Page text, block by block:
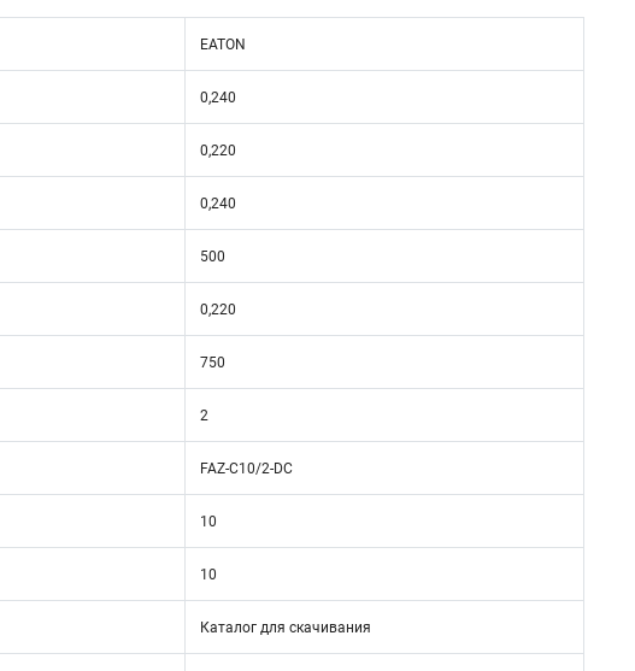
EATON
0,240
0,220
0,240
500
0,220
750
2
FAZ-C10/2-DC
10
10
Каталог для скачивания